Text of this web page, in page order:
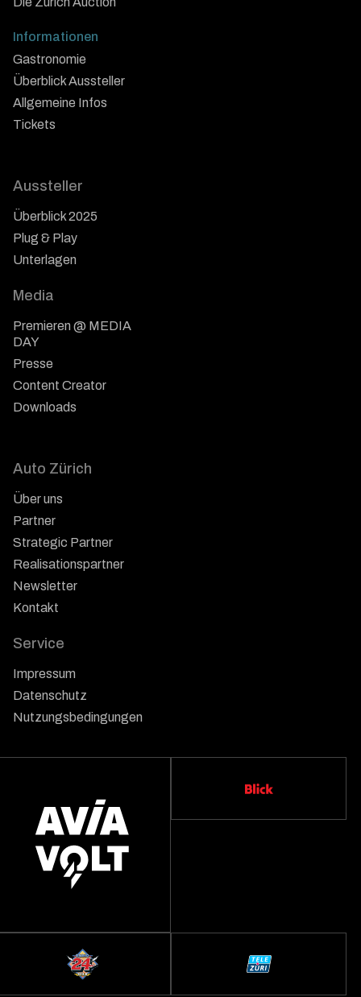
Informationen
Gastronomie
Überblick Aussteller
Allgemeine Infos
Tickets
Aussteller
Überblick 2025
Plug & Play
Unterlagen
Media
Premieren @ MEDIA
DAY
Presse
Content Creator
Downloads
Auto Zürich
Über uns
Partner
Strategic Partner
Realisationspartner
Newsletter
Kontakt
Service
Impressum
Datenschutz
Nutzungsbedingungen